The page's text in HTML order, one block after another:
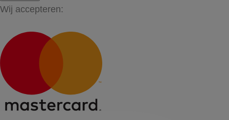
Wij accepteren: